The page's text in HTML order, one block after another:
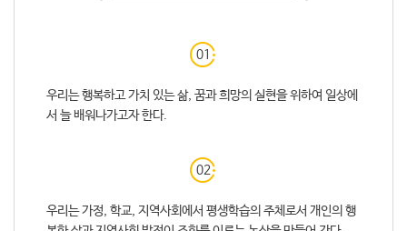
01
우리는 행복하고 가치 있는 삶, 꿈과 희망의 실현을 위하여 일상에
서 늘 배워나가고자 한다.
02
우리는 가정, 학교, 지역사회에서 평생학습의 주체로서 개인의 행